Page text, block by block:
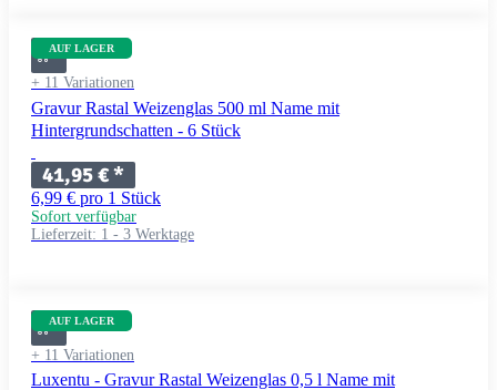
AUF LAGER
+ 11 Variationen
Gravur Rastal Weizenglas 500 ml Name mit
Hintergrundschatten - 6 Stück
41,95 €*
6,99 € pro 1 Stück
Sofort verfügbar
Lieferzeit: 1 - 3 Werktage
AUF LAGER
+ 11 Variationen
Luxentu - Gravur Rastal Weizenglas 0,5 l Name mit